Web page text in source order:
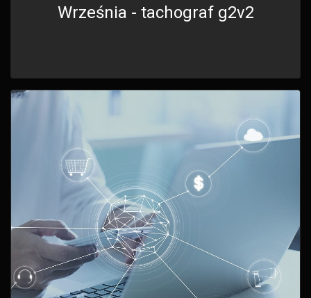
Września - tachograf g2v2